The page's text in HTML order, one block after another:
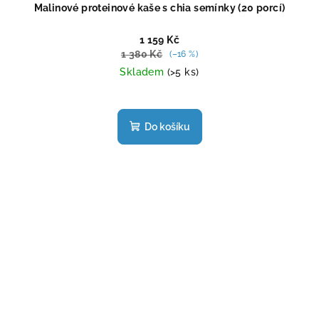
Malinové proteinové kaše s chia semínky (20 porcí)
1 159 Kč
1 380 Kč
(–16 %)
Skladem (>5 ks)
hodnocení
produktu
Do košíku